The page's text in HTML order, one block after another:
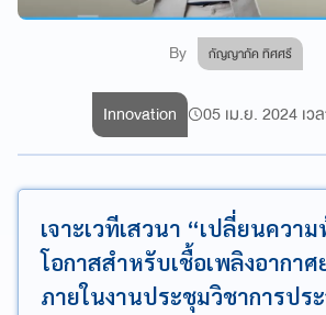
By กัญญาภัค ทิศศรี
Innovation 05 เม.ย. 2024 เว
เจาะเวทีเสวนา “เปลี่ยนควา
โอกาสสำหรับเชื้อเพลิงอากา
ภายในงานประชุมวิชาการปร